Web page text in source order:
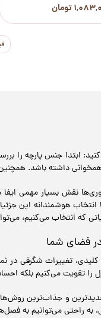
تومان
ابتدا جنس پارچه را
داشته باشد.
نقش بسیار مهمی
انتخاب هوشمندانه این
که انتخاب می‌کنیم،
فضای شما
تغییرات شگرفی در
را تقویت می‌کنیم بلکه
و جذاب‌ترین روش‌ها
به راحتی می‌توانیم به